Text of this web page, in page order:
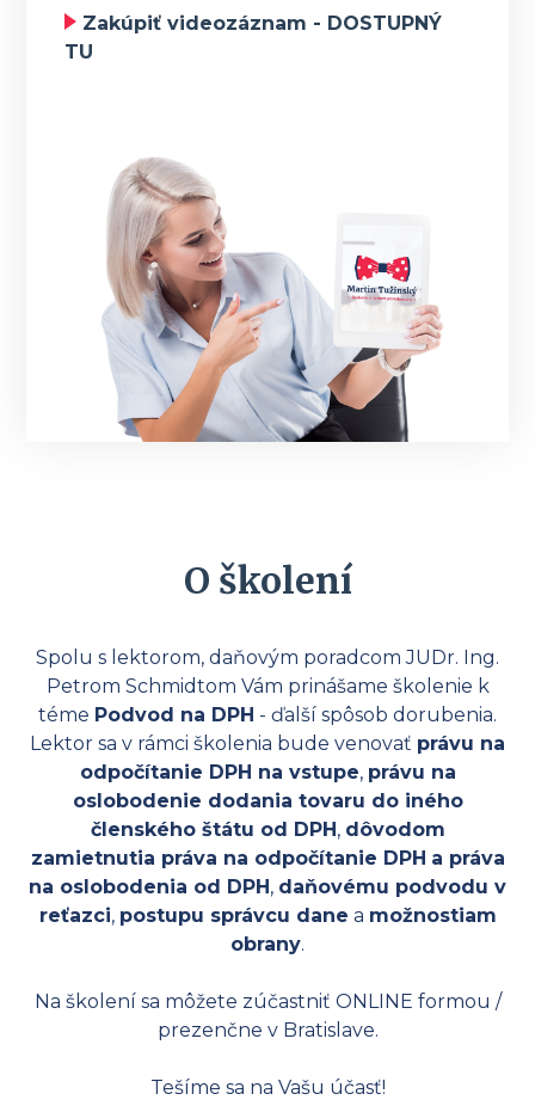
Zakúpiť videozáznam - DOSTUPNÝ
TU
O školení
Spolu s lektorom, daňovým poradcom JUDr. Ing.
Petrom Schmidtom Vám prinášame školenie k
téme Podvod na DPH - ďalší spôsob dorubenia.
Lektor sa v rámci školenia bude venovať právu na
odpočítanie DPH na vstupe, právu na
oslobodenie dodania tovaru do iného
členského štátu od DPH, dôvodom
zamietnutia práva na odpočítanie DPH a práva
na oslobodenia od DPH, daňovému podvodu v
reťazci, postupu správcu dane a možnostiam
obrany.
Na školení sa môžete zúčastniť ONLINE formou /
prezenčne v Bratislave.
Tešíme sa na Vašu účasť!